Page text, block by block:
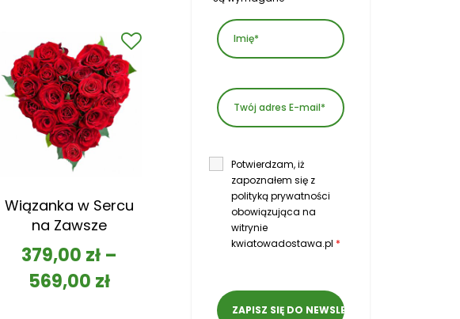
Wiązanka w Sercu
na Zawsze
379,00 zł–
569,00 zł
Potwierdzam, iż
zapoznałem się z
polityką prywatności
obowiązująca na
witrynie
kwiatowadostawa.pl *